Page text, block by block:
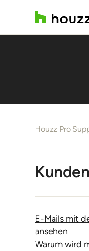
Houzz Pro
E-Mails mit
ansehen
Warum wird